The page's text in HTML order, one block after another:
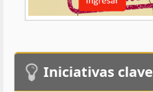
Iniciativas clave